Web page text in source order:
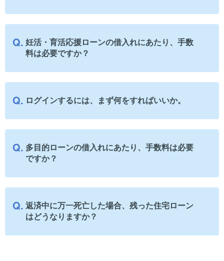
妊活・育活応援ローンの借入れにあたり、手数
料は必要ですか？
ログインするには、まず何をすればいいか。
多目的ローンの借入れにあたり、手数料は必要
ですか？
返済中に万一死亡した場合、残った住宅ローン
はどうなりますか？